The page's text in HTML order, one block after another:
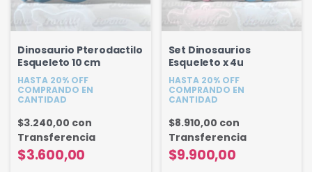
Dinosaurio Pterodactilo
Esqueleto 10 cm
HASTA 20% OFF
COMPRANDO EN
CANTIDAD
$3.600,00
$3.240,00 con
Transferencia
Set Dinosaurios
Esqueleto x 4u
HASTA 20% OFF
COMPRANDO EN
CANTIDAD
$9.900,00
$8.910,00 con
Transferencia